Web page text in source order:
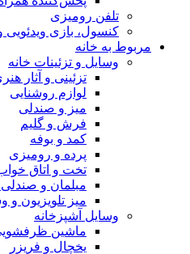
تلفن رومیزی
کنسول، بازی‌ ویدئویی و
مربوط به خانه
وسایل و تزئینات خانه
تزئینی و آثار
لوازم روشنایی
میز و صندلی
فرش و گلیم
کمد و بوفه
پرده و رومیزی
تخت و اتاق
مبلمان و صندلی
میز تلویزیون
وسایل آشپزخانه
ماشین
یخچال و فریزر